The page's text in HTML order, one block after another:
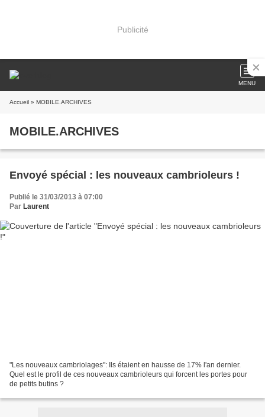
Publicité
MENU
Accueil » MOBILE.ARCHIVES
MOBILE.ARCHIVES
Envoyé spécial : les nouveaux cambrioleurs !
Publié le 31/03/2013 à 07:00
Par Laurent
"Les nouveaux cambriolages": Ils étaient en hausse de 17% l'an dernier.
Quel est le profil de ces nouveaux cambrioleurs qui forcent les portes pour
de petits butins ?